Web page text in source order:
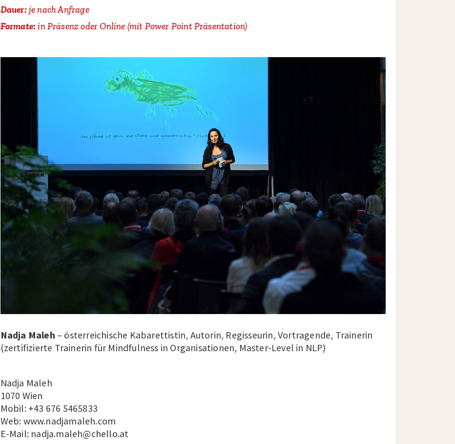
Dauer:je nach Anfrage
Formate:in Präsenz oder Online (mit Power Point Präsentation)
Nadja Maleh – österreichische Kabarettistin, Autorin, Regisseurin, Vortragende, Trainerin
(zertifizierte Trainerin für Mindfulness in Organisationen, Master-Level in NLP)
Nadja Maleh
1070 Wien
Mobil: +43 676 5465833
Web: www.nadjamaleh.com
E-Mail: nadja.maleh@chello.at